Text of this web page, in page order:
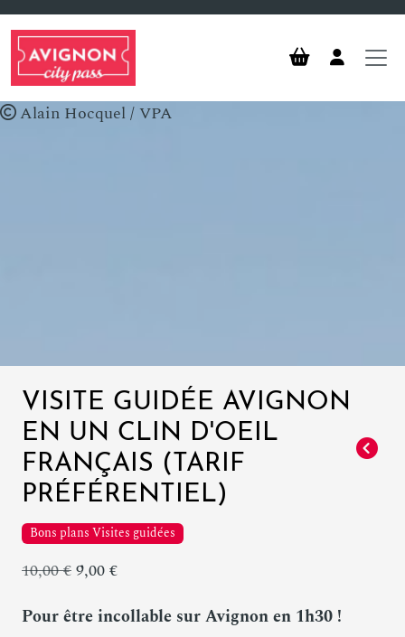
Alain Hocquel / VPA
VISITE GUIDÉE AVIGNON
EN UN CLIN D'OEIL
FRANÇAIS (TARIF
PRÉFÉRENTIEL)
Bons plans Visites guidées
10,00 €9,00 €
Pour être incollable sur Avignon en 1h30 !